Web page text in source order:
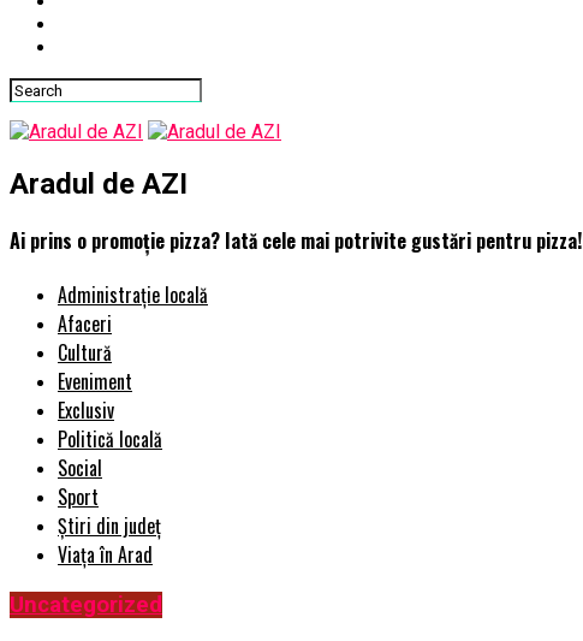
Aradul de AZI
Ai prins o promoție pizza? Iată cele mai potrivite gustări pentru pizza!
Administrație locală
Afaceri
Cultură
Eveniment
Exclusiv
Politică locală
Social
Sport
Știri din județ
Viața în Arad
Uncategorized